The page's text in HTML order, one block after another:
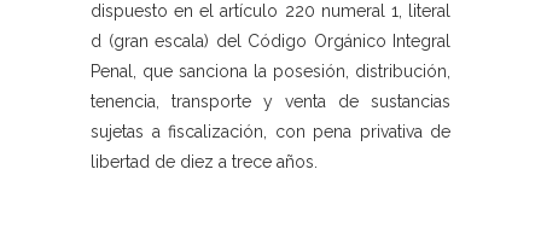
dispuesto en el artículo 220 numeral 1, literal
d (gran escala) del Código Orgánico Integral
Penal, que sanciona la posesión, distribución,
tenencia, transporte y venta de sustancias
sujetas a fiscalización, con pena privativa de
libertad de diez a trece años.